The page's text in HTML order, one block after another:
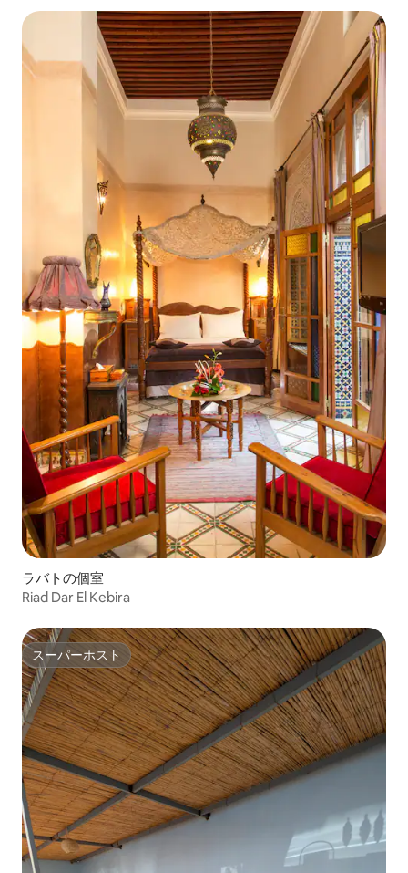
ラバトの個室
Riad Dar El Kebira
スーパーホスト
スーパーホスト